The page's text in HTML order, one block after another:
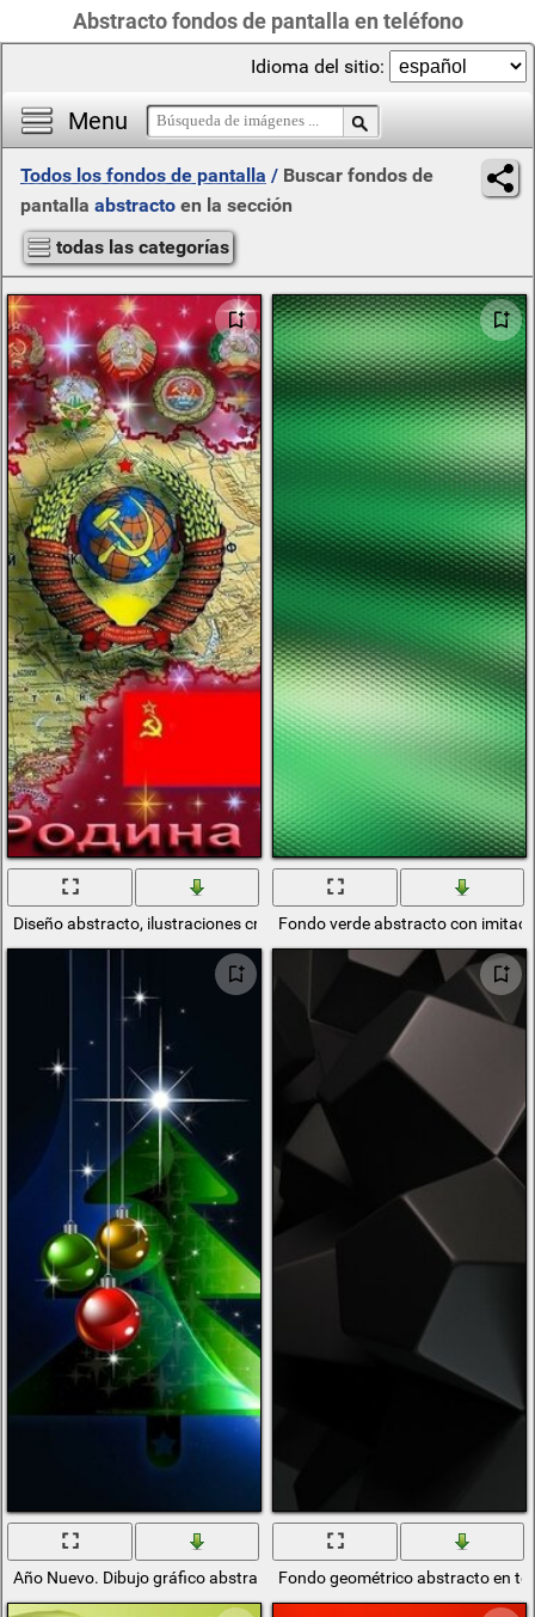
Abstracto fondos de pantalla en teléfono
Menu
Idioma del sitio:
Todos los fondos de pantalla / Buscar fondos de
pantalla abstracto en la sección
todas las categorías
Diseño abstracto, ilustraciones creativasFondo verde abstracto con
Año Nuevo. Dibujo gráfico abstractoFondo geométrico abstracto en